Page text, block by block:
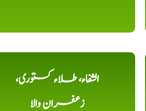
الشفاء، طلاء کستوری،
زعفران والا